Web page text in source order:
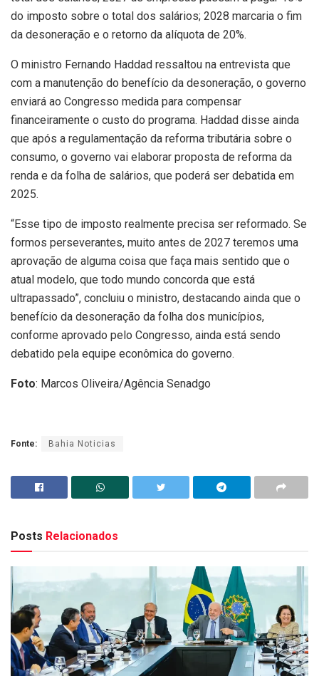
do imposto sobre o total dos salários; 2028 marcaria o fim
da desoneração e o retorno da alíquota de 20%.
O ministro Fernando Haddad ressaltou na entrevista que
com a manutenção do benefício da desoneração, o governo
enviará ao Congresso medida para compensar
financeiramente o custo do programa. Haddad disse ainda
que após a regulamentação da reforma tributária sobre o
consumo, o governo vai elaborar proposta de reforma da
renda e da folha de salários, que poderá ser debatida em
2025.
“Esse tipo de imposto realmente precisa ser reformado. Se
formos perseverantes, muito antes de 2027 teremos uma
aprovação de alguma coisa que faça mais sentido que o
atual modelo, que todo mundo concorda que está
ultrapassado”, concluiu o ministro, destacando ainda que o
benefício da desoneração da folha dos municípios,
conforme aprovado pelo Congresso, ainda está sendo
debatido pela equipe econômica do governo.
Foto: Marcos Oliveira/Agência Senadgo
Fonte: Bahia Noticias
Posts Relacionados